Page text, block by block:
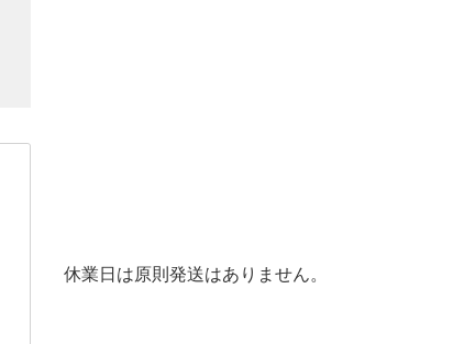
休業日は原則発送はありません。